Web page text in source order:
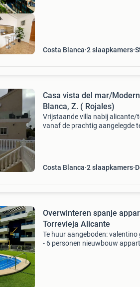
Costa Blanca 2 slaapkamers
Casa vista del mar/
Blanca, Z. ( Rojales)
Vrijstaande villa nabij alicante/
vanaf de prachtig aangelegde
Costa Blanca 2 slaapkamers
Overwinteren spanje
Torrevieja Alicante
Te huur aangeboden: valentino
- 6 personen nieuwbouw